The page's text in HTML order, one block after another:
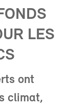
LES
ont
climat,